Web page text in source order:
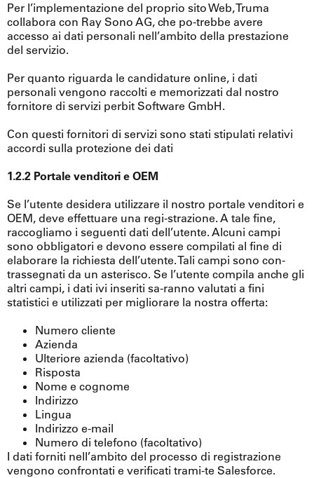
Per l’implementazione del proprio sito Web, Truma
collabora con Ray Sono AG, che po-trebbe avere
accesso ai dati personali nell’ambito della prestazione
del servizio.
Per quanto riguarda le candidature online, i dati
personali vengono raccolti e memorizzati dal nostro
fornitore di servizi perbit Software GmbH.
Con questi fornitori di servizi sono stati stipulati relativi
accordi sulla protezione dei dati
1.2.2 Portale venditori e OEM
Se l’utente desidera utilizzare il nostro portale venditori e
OEM, deve effettuare una regi-strazione. A tale fine,
raccogliamo i seguenti dati dell’utente. Alcuni campi
sono obbligatori e devono essere compilati al fine di
elaborare la richiesta dell’utente. Tali campi sono con-
trassegnati da un asterisco. Se l’utente compila anche gli
altri campi, i dati ivi inseriti sa-ranno valutati a fini
statistici e utilizzati per migliorare la nostra offerta:
Numero cliente
Azienda
Ulteriore azienda (facoltativo)
Risposta
Nome e cognome
Indirizzo
Lingua
Indirizzo e-mail
Numero di telefono (facoltativo)
I dati forniti nell’ambito del processo di registrazione
vengono confrontati e verificati trami-te Salesforce.